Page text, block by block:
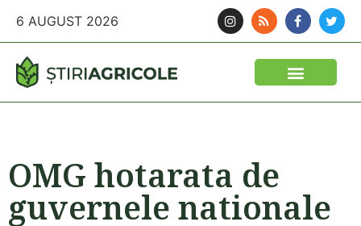
6 AUGUST 2026
OMG hotarata de
guvernele nationale